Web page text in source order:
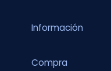
Información
Compra